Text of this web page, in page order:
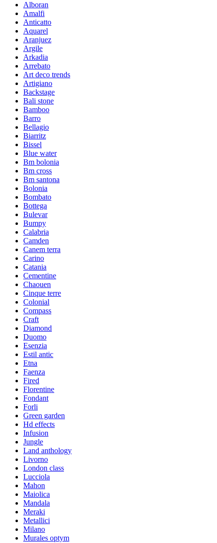
Alboran
Amalfi
Anticatto
Aquarel
Aranjuez
Argile
Arkadia
Arrebato
Art deco trends
Artigiano
Backstage
Bali stone
Bamboo
Barro
Bellagio
Biarritz
Bissel
Blue water
Bm bolonia
Bm cross
Bm santona
Bolonia
Bombato
Bottega
Bulevar
Bumpy
Calabria
Camden
Canem terra
Carino
Catania
Cementine
Chaouen
Cinque terre
Colonial
Compass
Craft
Diamond
Duomo
Esenzia
Estil antic
Etna
Faenza
Fired
Florentine
Fondant
Forli
Green garden
Hd effects
Infusion
Jungle
Land anthology
Livorno
London class
Lucciola
Mahon
Maiolica
Mandala
Meraki
Metallici
Milano
Murales optym